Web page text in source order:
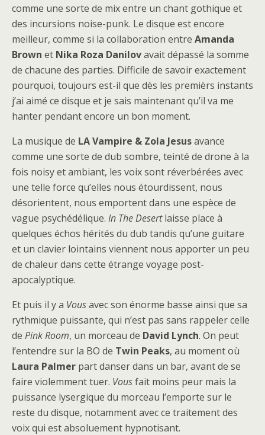
comme une sorte de mix entre un chant gothique et
des incursions noise-punk. Le disque est encore
meilleur, comme si la collaboration entre Amanda
Brown et Nika Roza Danilovavait dépassé la somme
de chacune des parties. Difficile de savoir exactement
pourquoi, toujours est-il que dès les premièrs instants
j’ai aimé ce disque et je sais maintenant qu’il va me
hanter pendant encore un bon moment.
La musique de LA Vampire & Zola Jesusavance
comme une sorte de dub sombre, teinté de drone à la
fois noisy et ambiant, les voix sont réverbérées avec
une telle force qu’elles nous étourdissent, nous
désorientent, nous emportent dans une espèce de
vague psychédélique. In The Desertlaisse place à
quelques échos hérités du dub tandis qu’une guitare
et un clavier lointains viennent nous apporter un peu
de chaleur dans cette étrange voyage post-
apocalyptique.
Et puis il y a Vousavec son énorme basse ainsi que sa
rythmique puissante, qui n’est pas sans rappeler celle
de Pink Room, un morceau de David Lynch. On peut
l’entendre sur la BO de Twin Peaks, au moment où
Laura Palmer part danser dans un bar, avant de se
faire violemment tuer. Vousfait moins peur mais la
puissance lysergique du morceau l’emporte sur le
reste du disque, notamment avec ce traitement des
voix qui est absoluement hypnotisant.